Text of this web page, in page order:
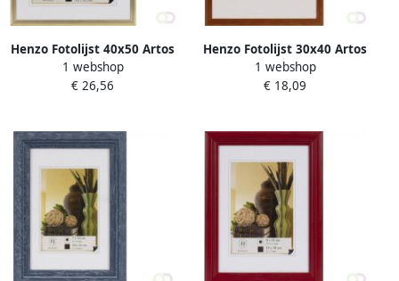
Henzo Fotolijst 40x50 Artos
goud
1 webshop
€ 26,56
Henzo Fotolijst 30x40 Artos
dbruin
1 webshop
€ 18,09